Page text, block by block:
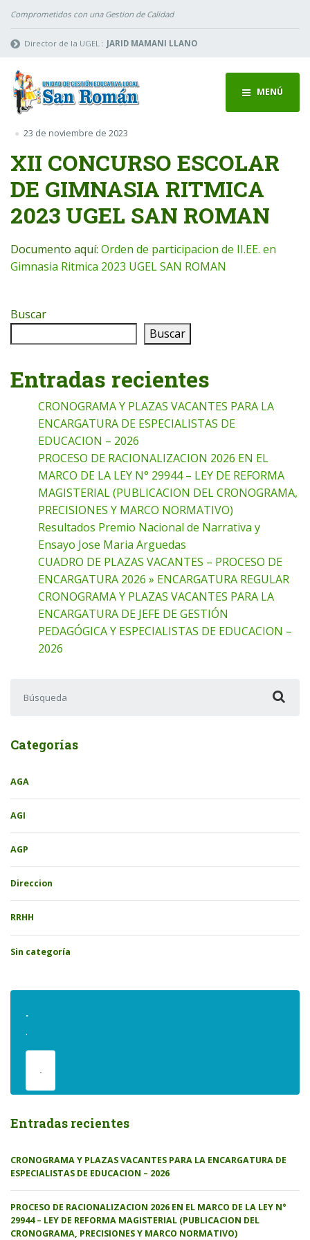
Comprometidos con una Gestion de Calidad
Director de la UGEL : JARID MAMANI LLANO
MENÚ
23 de noviembre de 2023
XII CONCURSO ESCOLAR
DE GIMNASIA RITMICA
2023 UGEL SAN ROMAN
Documento aquí: Orden de participacion de II.EE. en
Gimnasia Ritmica 2023 UGEL SAN ROMAN
Buscar
Buscar
Entradas recientes
CRONOGRAMA Y PLAZAS VACANTES PARA LA
ENCARGATURA DE ESPECIALISTAS DE
EDUCACION – 2026
PROCESO DE RACIONALIZACION 2026 EN EL
MARCO DE LA LEY N° 29944 – LEY DE REFORMA
MAGISTERIAL (PUBLICACION DEL CRONOGRAMA,
PRECISIONES Y MARCO NORMATIVO)
Resultados Premio Nacional de Narrativa y
Ensayo Jose Maria Arguedas
CUADRO DE PLAZAS VACANTES – PROCESO DE
ENCARGATURA 2026 » ENCARGATURA REGULAR
CRONOGRAMA Y PLAZAS VACANTES PARA LA
ENCARGATURA DE JEFE DE GESTIÓN
PEDAGÓGICA Y ESPECIALISTAS DE EDUCACION –
2026
Categorías
AGA
AGI
AGP
Direccion
RRHH
Sin categoría
.
.
.
Entradas recientes
CRONOGRAMA Y PLAZAS VACANTES PARA LA ENCARGATURA DE
ESPECIALISTAS DE EDUCACION – 2026
PROCESO DE RACIONALIZACION 2026 EN EL MARCO DE LA LEY N°
29944 – LEY DE REFORMA MAGISTERIAL (PUBLICACION DEL
CRONOGRAMA, PRECISIONES Y MARCO NORMATIVO)